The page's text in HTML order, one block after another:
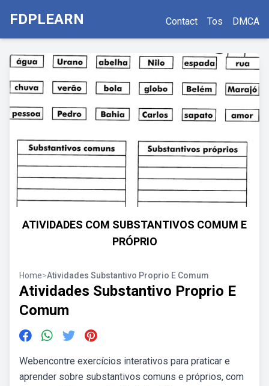
FDPLEARN Contact Tos DMCA
ATIVIDADES COM SUBSTANTIVOS COMUM E
PRÓPRIO
Home>Atividades Substantivo Proprio E Comum
Atividades Substantivo Proprio E
Comum
Webencontre exercícios interativos para praticar e
aprender sobre substantivos comuns e próprios, com